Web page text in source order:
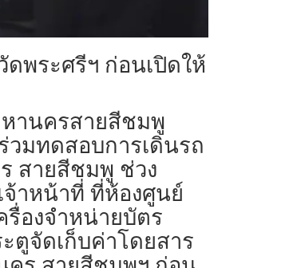
พระศรีฯ ก่อนเปิดให้
หานครสายสีชมพู
วมทดสอบการเดินรถ
สายสีชมพู ช่วง
จ้าหน้าที่ ที่ห้องศูนย์
องจำหน่ายบัตร
ตูจัดเก็บค่าโดยสาร